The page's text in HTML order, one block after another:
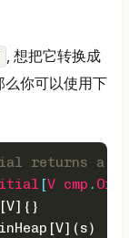
, 想把它转换成
么你可以使用下
returns a
[V cmp .